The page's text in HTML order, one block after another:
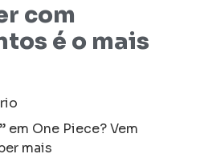
com
é o mais
em One Piece? Vem
mais